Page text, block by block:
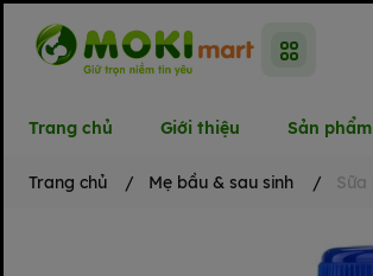
Trang chủ Giới thiệu Sản phẩm
Trang chủ / Mẹ bầu & sau sinh / Sữa